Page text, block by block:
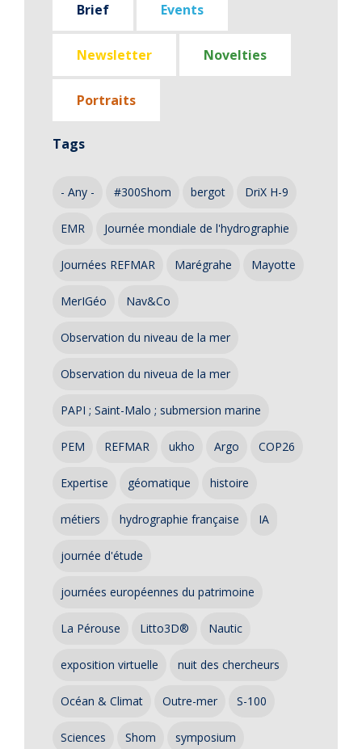
Brief Events
Newsletter Novelties
Portraits
Tags
- Any - #300Shom bergot DriX H-9
EMR Journée mondiale de l'hydrographie
Journées REFMAR Marégrahe Mayotte
MerIGéo Nav&Co
Observation du niveau de la mer
Observation du niveua de la mer
PAPI ; Saint-Malo ; submersion marine
PEM REFMAR ukho Argo COP26
Expertise géomatique histoire
métiers hydrographie française IA
journée d'étude
journées européennes du patrimoine
La Pérouse Litto3D® Nautic
exposition virtuelle nuit des chercheurs
Océan & Climat Outre-mer S-100
Sciences Shom symposium